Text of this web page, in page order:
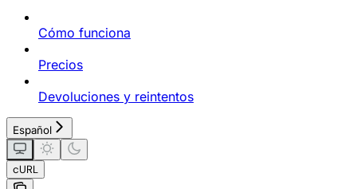
Cómo funciona
Precios
Devoluciones y reintentos
Español
cURL